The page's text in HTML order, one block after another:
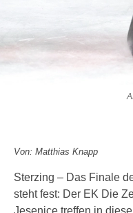
Von: Matthias Knapp
Sterzing – Das Finale
steht fest: Der EK Die
Jesenice treffen in